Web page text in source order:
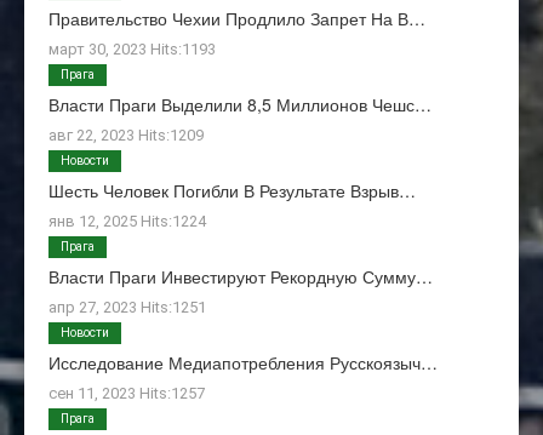
Правительство Чехии Продлило Запрет На В…
март 30, 2023 Hits:1193
Власти Праги Выделили 8,5 Миллионов Чешс…
авг 22, 2023 Hits:1209
Прага
Шесть Человек Погибли В Результате Взрыв…
янв 12, 2025 Hits:1224
Новости
Власти Праги Инвестируют Рекордную Сумму…
апр 27, 2023 Hits:1251
Прага
Исследование Медиапотребления Русскоязыч…
сен 11, 2023 Hits:1257
Новости
Прага